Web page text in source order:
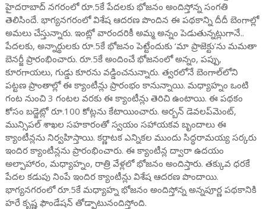
హైదరాబాద్ నగరంలో రూ.5కే పేదలకు భోజనం అందిస్తోన్న సంగతి
తెలిసిందే. భాగ్యనగరంలో విశేష ఆదరణ పొందిన ఈ పథకాన్ని దీదీ బెంగాల్లో
అమలు చేస్తున్నారు. ఇంట్లో వారందరికీ అమ్మ అన్నం పెడుతున్నట్లుగానే..
పేదలకు, అన్నార్థులకు రూ.5కే భోజనం పెట్టేందుకు ‘మా ప్రాజెక్టు’ను మమతా
బెనర్జీ ప్రారంభించారు. రూ.5కే అందించే భోజనంలో అన్నం, పప్పు,
కూరగాయలు, గుడ్డు కూరను వడ్డించనున్నారు. త్వరలోనే బెంగాల్‌లోని
పట్టణ ప్రాంతాల్లో ఈ క్యాంటీన్లు ప్రారంభం కానున్నాయి. మధ్యాహ్నం ఒంటి
గంట నుంచి 3 గంటల వరకు ఈ క్యాంటీన్లు తెరిచి ఉంటాయి. ఈ పథకం
కోసం బడ్జెట్లో రూ.100 కోట్లను కేటాయించారు. అర్బన్ డెవలప్‌మెంట్,
మున్సిపల్ శాఖల సహకారంతో స్వయం సహాయకవ బృందాలు ఈ
క్యాంటీన్లను నిర్వహిస్తాయి. కర్ణాటక ఎన్నికల ముందు సిద్ధరామయ్య సర్కరు
ఇందిర క్యాంటీన్లను ప్రారంభించారు. ఈ క్యాంటీన్ల ద్వారా ఉదయం
అల్పాహారం, మధ్యాహ్నం, రాత్రి వేళ్లలో భోజనం అందిస్తారు. తక్కువ ధరకే
పేదల కడుపు నింపే ఇందిర క్యాంటీన్లు విశేష ఆదరణ పొందాయి.
భాగ్యనగరంలో రూ.5కే మధ్యాహ్న భోజనం అందిస్తోన్న అన్నపూర్ణ పథకానికి
హరే కృష్ణ ఫౌండేషన్ తోడ్పాటునందిస్తోంది.